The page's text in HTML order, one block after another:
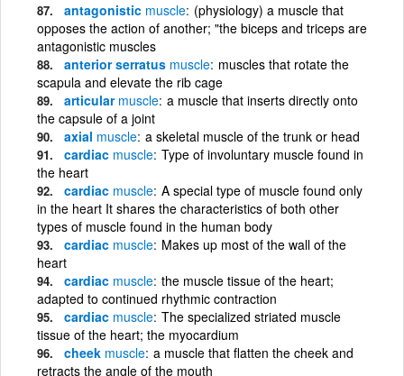
antagonistic muscle (physiology) a muscle that
opposes the action of another; "the biceps and triceps are
antagonistic muscles
anterior serratus muscle muscles that rotate the
scapula and elevate the rib cage
articular muscle a muscle that inserts directly onto
the capsule of a joint
axial muscle a skeletal muscle of the trunk or head
cardiac muscle Type of involuntary muscle found in
the heart
cardiac muscle A special type of muscle found only
in the heart It shares the characteristics of both other
types of muscle found in the human body
cardiac muscle Makes up most of the wall of the
heart
cardiac muscle the muscle tissue of the heart;
adapted to continued rhythmic contraction
cardiac muscle The specialized striated muscle
tissue of the heart; the myocardium
cheek muscle a muscle that flatten the cheek and
retracts the angle of the mouth